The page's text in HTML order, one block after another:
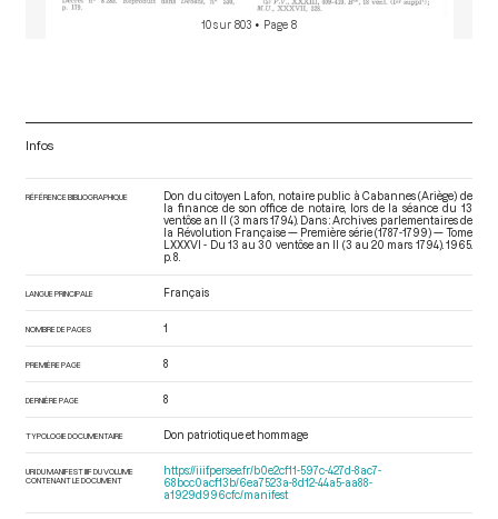
10 sur 803 • Page 8
Infos
RÉFÉRENCE BIBLIOGRAPHIQUE
Don du citoyen Lafon, notaire public à Cabannes (Ariège) de
la finance de son office de notaire, lors de la séance du 13
ventôse an II (3 mars 1794). Dans : Archives parlementaires de
la Révolution Française — Première série (1787-1799) — Tome
LXXXVI - Du 13 au 30 ventôse an II (3 au 20 mars 1794). 1965.
p. 8.
LANGUE PRINCIPALE Français
NOMBRE DE PAGES 1
PREMIÈRE PAGE 8
DERNIÈRE PAGE 8
TYPOLOGIE DOCUMENTAIRE Don patriotique et hommage
URI DU MANIFEST IIIF DU VOLUME
CONTENANT LE DOCUMENT
https://iiif.persee.fr/b0e2cf11-597c-427d-8ac7-
68bcc0acf13b/6ea7523a-8d12-44a5-aa88-
a1929d996cfc/manifest